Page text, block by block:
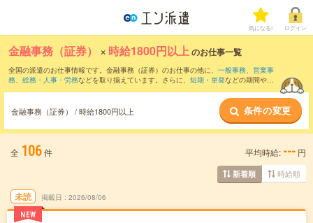
気になる! ログイン
金融事務（証券） × 時給1800円以上のお仕事一覧
全国の派遣のお仕事情報です。金融事務（証券）のお仕事の他に、 一般事務、 営業事
務、 総務・人事・労務などを取り揃えています。さらに、 短期 ・ 単発などの期間や、
金融事務（証券） / 時給1800円以上 条件の変更
全 106件 平均時給: --- 円
新着順 時給順
未読
NEW
掲載日 2026/08/06